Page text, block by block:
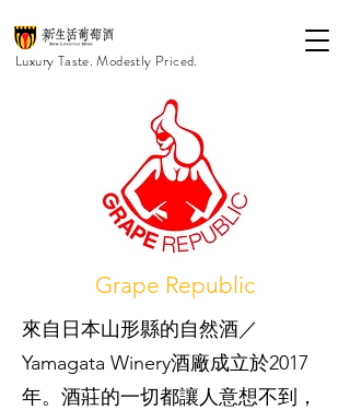
Luxury Taste. Modestly Priced.
Grape Republic
來自日本山形縣的自然酒／
Yamagata Winery酒廠成立於2017
年。酒莊的一切都讓人意想不到，